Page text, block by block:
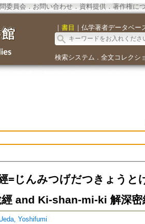
委員会． お問い合わせ． 資料提供． 著作権に
｜ 書目 ｜ 仏学著者データベー
検索システム ． 全文コレクシ
=じんみつげだつきょう
and Ki-shan-mi-ki 解深密
Yoshifumi